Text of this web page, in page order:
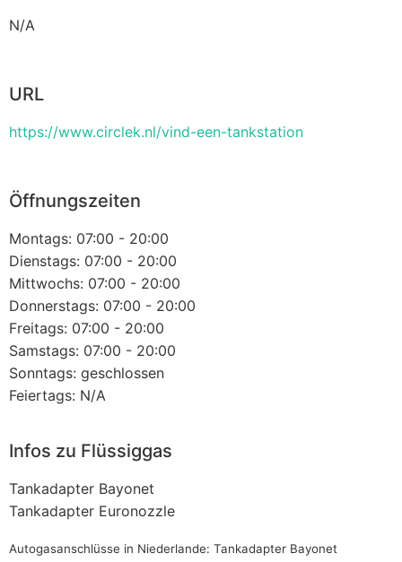
N/A
URL
https://www.circlek.nl/vind-een-tankstation
Öffnungszeiten
Montags: 07:00 - 20:00
Dienstags: 07:00 - 20:00
Mittwochs: 07:00 - 20:00
Donnerstags: 07:00 - 20:00
Freitags: 07:00 - 20:00
Samstags: 07:00 - 20:00
Sonntags: geschlossen
Feiertags: N/A
Infos zu Flüssiggas
Tankadapter Bayonet
Tankadapter Euronozzle
Autogasanschlüsse in Niederlande: Tankadapter Bayonet